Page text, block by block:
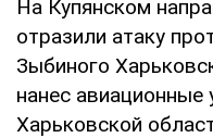
На Купянском
отразили атаку
Зыбиного
нанес
Харьковской